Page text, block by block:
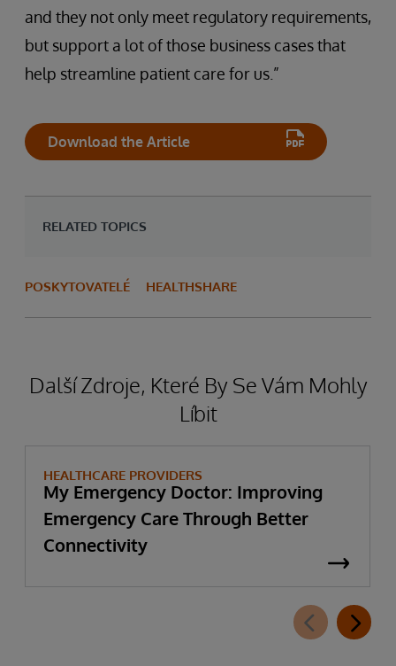
and they not only meet regulatory requirements,
but support a lot of those business cases that
help streamline patient care for us.”
Download the Article
RELATED TOPICS
POSKYTOVATELÉ HEALTHSHARE
Další Zdroje, Které By Se Vám Mohly
Líbit
HEALTHCARE PROVIDERS
My Emergency Doctor: Improving
Emergency Care Through Better
Connectivity